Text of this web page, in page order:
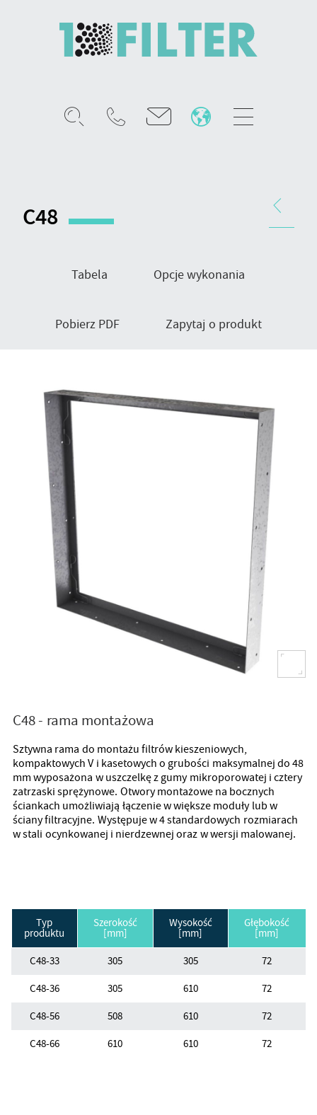
C48
produktu
Tabela Opcje wykonania
Pobierz PDF Zapytaj o produkt
C48 - rama montażowa
Sztywna rama do montażu filtrów kieszeniowych,
kompaktowych V i kasetowych o grubości maksymalnej do 48
mm wyposażona w uszczelkę z gumy mikroporowatej i cztery
zatrzaski sprężynowe. Otwory montażowe na bocznych
ściankach umożliwiają łączenie w większe moduły lub w
ściany filtracyjne. Występuje w 4 standardowych rozmiarach
w stali ocynkowanej i nierdzewnej oraz w wersji malowanej.
Typ
produktu
Szerokość
[mm]
Wysokość
[mm]
Głębokość
[mm]
C48-33
305 305
72
C48-36
305 610
72
C48-56
508 610
72
C48-66
610 610 72